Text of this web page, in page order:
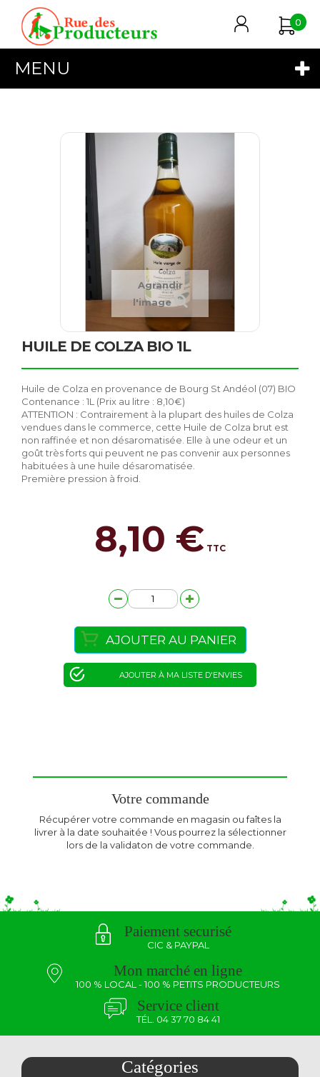
0
MENU
Agrandir
l'image
HUILE DE COLZA BIO 1L
Huile de Colza en provenance de Bourg St Andéol (07) BIO
Contenance : 1L (Prix au litre : 8,10€)
ATTENTION : Contrairement à la plupart des huiles de Colza
vendues dans le commerce, cette Huile de Colza brut est
non raffinée et non désaromatisée. Elle à une odeur et un
goût très forts qui peuvent ne pas convenir aux personnes
habituées à une huile désaromatisée.
Première pression à froid.
8,10 € TTC
AJOUTER AU PANIER
AJOUTER À MA LISTE D'ENVIES
Votre commande
Récupérer votre commande en magasin ou faîtes la
livrer à la date souhaitée ! Vous pourrez la sélectionner
lors de la validaton de votre commande.
Paiement securisé
CIC & PAYPAL
Mon marché en ligne
100 % LOCAL - 100 % PETITS PRODUCTEURS
Service client
TÉL. 04 37 70 84 41
Catégories